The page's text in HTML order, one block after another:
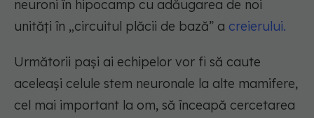
neuroni în hipocamp cu adăugarea de noi
unități în „circuitul plăcii de bază” a creierului.
Următorii pași ai echipelor vor fi să caute
aceleași celule stem neuronale la alte mamifere,
cel mai important la om, să înceapă cercetarea